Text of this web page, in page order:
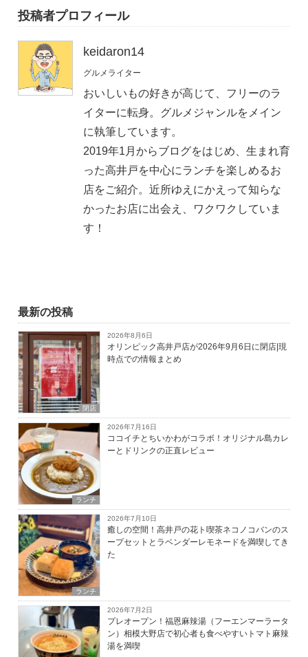
投稿者プロフィール
keidaron14
グルメライター
おいしいもの好きが高じて、フリーのラ
イターに転身。グルメジャンルをメイン
に執筆しています。
2019年1月からブログをはじめ、生まれ育
った高井戸を中心にランチを楽しめるお
店をご紹介。近所ゆえにかえって知らな
かったお店に出会え、ワクワクしていま
す！
最新の投稿
閉店
2026年8月6日
オリンピック高井戸店が2026年9月6日に閉店|現
時点での情報まとめ
ランチ
2026年7月16日
ココイチとちいかわがコラボ！オリジナル島カレ
ーとドリンクの正直レビュー
ランチ
2026年7月10日
癒しの空間！高井戸の花ト喫茶ネコノコバンのス
ープセットとラベンダーレモネードを満喫してき
た
2026年7月2日
プレオープン！福恩麻辣湯（フーエンマーラータ
ン）相模大野店で初心者も食べやすいトマト麻辣
湯を満喫